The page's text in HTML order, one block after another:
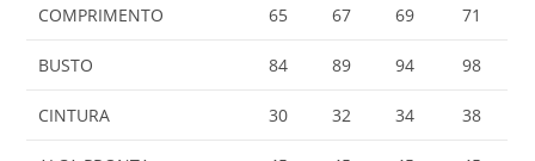
COMPRIMENTO 65 67 69 71
BUSTO 84 89 94 98
CINTURA 30 32 34 38